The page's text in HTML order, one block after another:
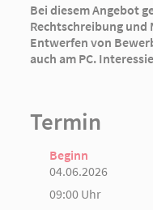
Bei diesem Angebot
Rechtschreibung
Entwerfen von
auch am PC.
Termin
Beginn
04.06.2026
09:00 Uhr